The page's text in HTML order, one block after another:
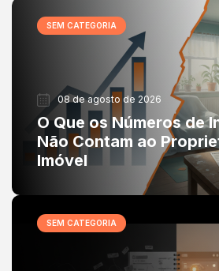
SEM CATEGORIA
08 de agosto de 2026
O Que os Números de
Não Contam ao
Imóvel
SEM CATEGORIA